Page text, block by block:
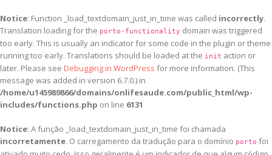
Notice: Function _load_textdomain_just_in_time was called incorrectly.
Translation loading for the porto-functionality domain was triggered
too early. This is usually an indicator for some code in the plugin or theme
running too early. Translations should be loaded at the init action or
later. Please see Debugging in WordPress for more information. (This
message was added in version 6.7.0.) in
/home/u145989866/domains/onlifesaude.com/public_html/wp-
includes/functions.php on line 6131
Notice: A função _load_textdomain_just_in_time foi chamada
incorretamente. O carregamento da tradução para o domínio porto foi